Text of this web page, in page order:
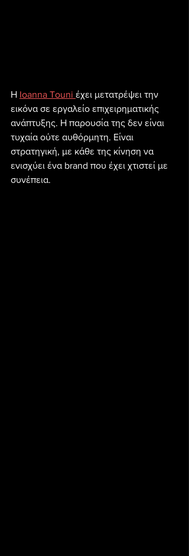
Η Ioanna Touni έχει μετατρέψει την
εικόνα σε εργαλείο επιχειρηματικής
ανάπτυξης. Η παρουσία της δεν είναι
τυχαία ούτε αυθόρμητη. Είναι
στρατηγική, με κάθε της κίνηση να
ενισχύει ένα brand που έχει χτιστεί με
συνέπεια.